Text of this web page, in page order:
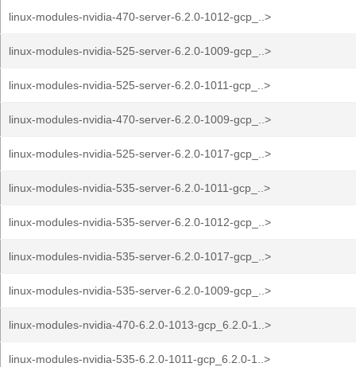
linux-modules-nvidia-470-server-6.2.0-1012-gcp_..>
linux-modules-nvidia-525-server-6.2.0-1009-gcp_..>
linux-modules-nvidia-525-server-6.2.0-1011-gcp_..>
linux-modules-nvidia-470-server-6.2.0-1009-gcp_..>
linux-modules-nvidia-525-server-6.2.0-1017-gcp_..>
linux-modules-nvidia-535-server-6.2.0-1011-gcp_..>
linux-modules-nvidia-535-server-6.2.0-1012-gcp_..>
linux-modules-nvidia-535-server-6.2.0-1017-gcp_..>
linux-modules-nvidia-535-server-6.2.0-1009-gcp_..>
linux-modules-nvidia-470-6.2.0-1013-gcp_6.2.0-1..>
linux-modules-nvidia-535-6.2.0-1011-gcp_6.2.0-1..>